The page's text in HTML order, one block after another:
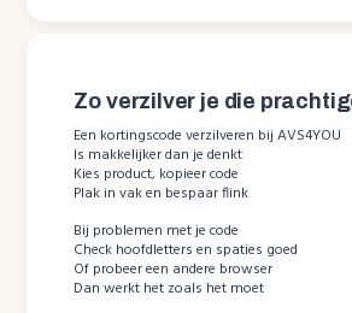
Zo verzilver je die
Een kortingscode verzilveren bij AVS4YOU
Is makkelijker dan je denkt
Kies product, kopieer code
Plak in vak en bespaar flink
Bij problemen met je code
Check hoofdletters en spaties goed
Of probeer een andere browser
Dan werkt het zoals het moet